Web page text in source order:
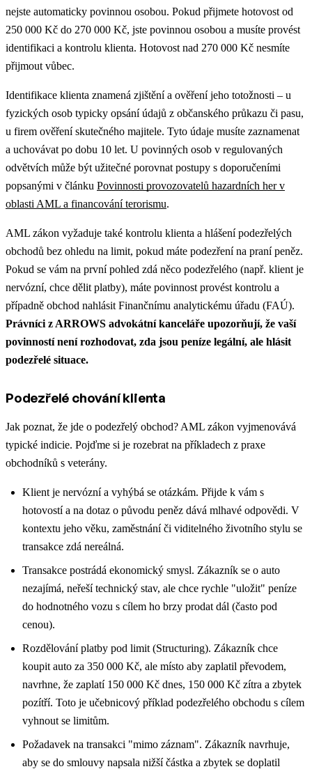
nejste automaticky povinnou osobou. Pokud přijmete hotovost od
250 000 Kč do 270 000 Kč, jste povinnou osobou a musíte provést
identifikaci a kontrolu klienta. Hotovost nad 270 000 Kč nesmíte
přijmout vůbec.
Identifikace klienta znamená zjištění a ověření jeho totožnosti – u
fyzických osob typicky opsání údajů z občanského průkazu či pasu,
u firem ověření skutečného majitele. Tyto údaje musíte zaznamenat
a uchovávat po dobu 10 let. U povinných osob v regulovaných
odvětvích může být užitečné porovnat postupy s doporučeními
popsanými v článku Povinnosti provozovatelů hazardních her v
oblasti AML a financování terorismu.
AML zákon vyžaduje také kontrolu klienta a hlášení podezřelých
obchodů bez ohledu na limit, pokud máte podezření na praní peněz.
Pokud se vám na první pohled zdá něco podezřelého (např. klient je
nervózní, chce dělit platby), máte povinnost provést kontrolu a
případně obchod nahlásit Finančnímu analytickému úřadu (FAÚ).
Právníci z ARROWS advokátní kanceláře upozorňují, že vaší
povinností není rozhodovat, zda jsou peníze legální, ale hlásit
podezřelé situace.
Podezřelé chování klienta
Jak poznat, že jde o podezřelý obchod? AML zákon vyjmenovává
typické indicie. Pojďme si je rozebrat na příkladech z praxe
obchodníků s veterány.
Klient je nervózní a vyhýbá se otázkám. Přijde k vám s
hotovostí a na dotaz o původu peněz dává mlhavé odpovědi. V
kontextu jeho věku, zaměstnání či viditelného životního stylu se
transakce zdá nereálná.
Transakce postrádá ekonomický smysl. Zákazník se o auto
nezajímá, neřeší technický stav, ale chce rychle "uložit" peníze
do hodnotného vozu s cílem ho brzy prodat dál (často pod
cenou).
Rozdělování platby pod limit (Structuring). Zákazník chce
koupit auto za 350 000 Kč, ale místo aby zaplatil převodem,
navrhne, že zaplatí 150 000 Kč dnes, 150 000 Kč zítra a zbytek
pozítří. Toto je učebnicový příklad podezřelého obchodu s cílem
vyhnout se limitům.
Požadavek na transakci "mimo záznam". Zákazník navrhuje,
aby se do smlouvy napsala nižší částka a zbytek se doplatil